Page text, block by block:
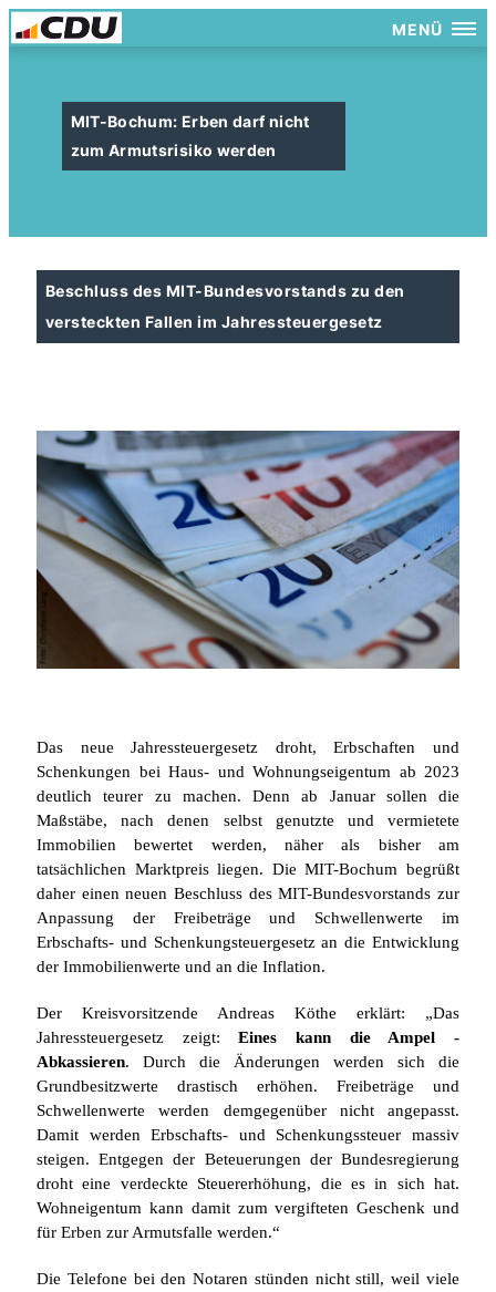
MENÜ
MIT-Bochum: Erben darf nicht
zum Armutsrisiko werden
Beschluss des MIT-Bundesvorstands zu den
versteckten Fallen im Jahressteuergesetz
Das neue Jahressteuergesetz droht, Erbschaften und
Schenkungen bei Haus- und Wohnungseigentum ab 2023
deutlich teurer zu machen. Denn ab Januar sollen die
Maßstäbe, nach denen selbst genutzte und vermietete
Immobilien bewertet werden, näher als bisher am
tatsächlichen Marktpreis liegen. Die MIT-Bochum begrüßt
daher einen neuen Beschluss des MIT-Bundesvorstands zur
Anpassung der Freibeträge und Schwellenwerte im
Erbschafts- und Schenkungsteuergesetz an die Entwicklung
der Immobilienwerte und an die Inflation.
Der Kreisvorsitzende Andreas Köthe erklärt: „Das
Jahressteuergesetz zeigt:Eines kann die Ampel -
Abkassieren. Durch die Änderungen werden sich die
Grundbesitzwerte drastisch erhöhen. Freibeträge und
Schwellenwerte werden demgegenüber nicht angepasst.
Damit werden Erbschafts- und Schenkungssteuer massiv
steigen. Entgegen der Beteuerungen der Bundesregierung
droht eine verdeckte Steuererhöhung, die es in sich hat.
Wohneigentum kann damit zum vergifteten Geschenk und
für Erben zur Armutsfalle werden.“
Die Telefone bei den Notaren stünden nicht still, weil viele